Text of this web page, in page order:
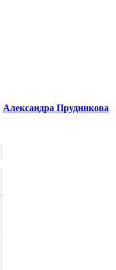
Александра Прудникова